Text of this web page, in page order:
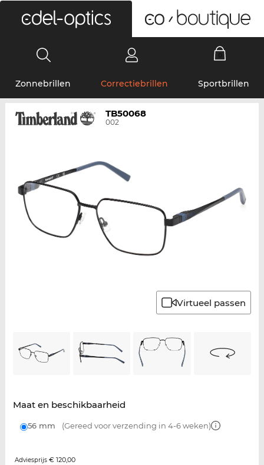
Zonnebrillen Correctiebrillen Sportbrillen
TB50068
002
Virtueel passen
Maat en beschikbaarheid
56 mm (Gereed voor verzending in 4-6 weken)
Adviesprijs € 120,00